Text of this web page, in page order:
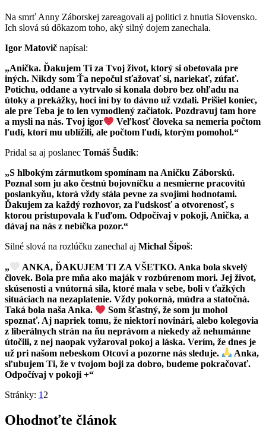
Na smrť Anny Záborskej zareagovali aj politici z hnutia Slovensko.
Ich slová sú dôkazom toho, aký silný dojem zanechala.
Igor Matovič napísal:
„Anička. Ďakujem Ti za Tvoj život, ktorý si obetovala pre
iných. Nikdy som Ťa nepočul sťažovať si, nariekať, zúfať.
Potichu, oddane a vytrvalo si konala dobro bez ohľadu na
útoky a prekážky, hoci iní by to dávno už vzdali. Prišiel koniec,
ale pre Teba je to len vymodlený začiatok. Pozdravuj tam hore
a mysli na nás. Tvoj igor
Veľkosť človeka sa nemeria počtom
ľudí, ktorí mu ublížili, ale počtom ľudí, ktorým pomohol.“
Pridal sa aj poslanec Tomáš Šudík:
„S hlbokým zármutkom spomínam na Aničku Záborskú.
Poznal som ju ako čestnú bojovníčku a nesmierne pracovitú
poslankyňu, ktorá vždy stála pevne za svojimi hodnotami.
Ďakujem za každý rozhovor, za ľudskosť a otvorenosť, s
ktorou pristupovala k ľuďom. Odpočívaj v pokoji, Anička, a
dávaj na nás z nebíčka pozor.“
Silné slová na rozlúčku zanechal aj Michal Šipoš:
„
ANKA, ĎAKUJEM TI ZA VŠETKO. Anka bola skvelý
človek. Bola pre mňa ako maják v rozbúrenom mori. Jej život,
skúsenosti a vnútorná sila, ktoré mala v sebe, boli v ťažkých
situáciach na nezaplatenie. Vždy pokorná, múdra a statočná.
Taká bola naša Anka.
Som šťastný, že som ju mohol
spoznať. Aj napriek tomu, že niektorí novinári, alebo kolegovia
z liberálnych strán na ňu neprávom a niekedy až nehumánne
útočili, z nej naopak vyžaroval pokoj a láska. Verím, že dnes je
už pri našom nebeskom Otcovi a pozorne nás sleduje.
Anka,
sľubujem Ti, že v tvojom boji za dobro, budeme pokračovať.
Odpočívaj v pokoji +“
Stránky: 1 2
Ohodnoťte článok